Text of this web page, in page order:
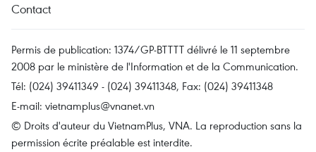
Contact
Permis de publication: 1374/GP-BTTTT délivré le 11 septembre
2008 par le ministère de l'Information et de la Communication.
Tél: (024) 39411349 - (024) 39411348, Fax: (024) 39411348
E-mail: vietnamplus@vnanet.vn
© Droits d'auteur du VietnamPlus, VNA. La reproduction sans la
permission écrite préalable est interdite.